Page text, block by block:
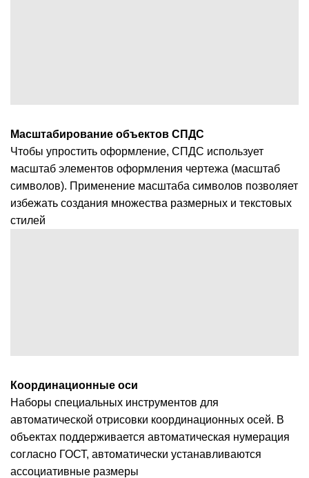
Масштабирование объектов СПДС
Чтобы упростить оформление, СПДС использует
масштаб элементов оформления чертежа (масштаб
символов). Применение масштаба символов позволяет
избежать создания множества размерных и текстовых
стилей
Координационные оси
Наборы специальных инструментов для
автоматической отрисовки координационных осей. В
объектах поддерживается автоматическая нумерация
согласно ГОСТ, автоматически устанавливаются
ассоциативные размеры